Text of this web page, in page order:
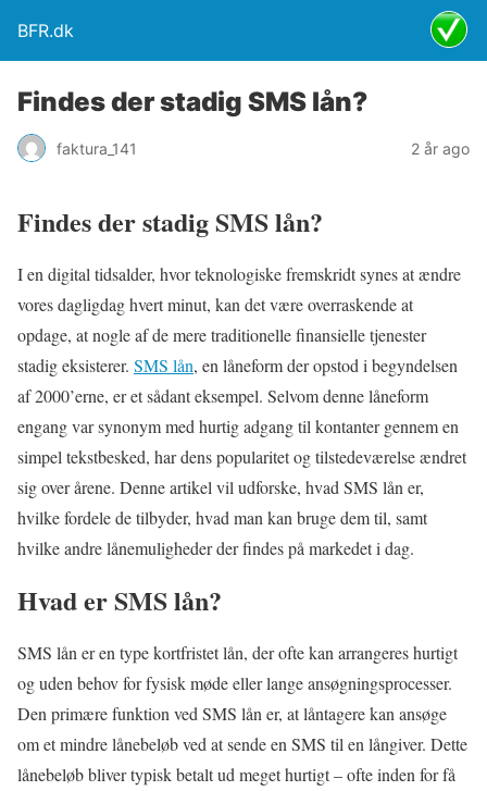
BFR.dk
Findes der stadig SMS lån?
faktura_141 2 år ago
Findes der stadig SMS lån?
I en digital tidsalder, hvor teknologiske fremskridt synes at ændre
vores dagligdag hvert minut, kan det være overraskende at
opdage, at nogle af de mere traditionelle finansielle tjenester
stadig eksisterer. SMS lån, en låneform der opstod i begyndelsen
af 2000’erne, er et sådant eksempel. Selvom denne låneform
engang var synonym med hurtig adgang til kontanter gennem en
simpel tekstbesked, har dens popularitet og tilstedeværelse ændret
sig over årene. Denne artikel vil udforske, hvad SMS lån er,
hvilke fordele de tilbyder, hvad man kan bruge dem til, samt
hvilke andre lånemuligheder der findes på markedet i dag.
Hvad er SMS lån?
SMS lån er en type kortfristet lån, der ofte kan arrangeres hurtigt
og uden behov for fysisk møde eller lange ansøgningsprocesser.
Den primære funktion ved SMS lån er, at låntagere kan ansøge
om et mindre lånebeløb ved at sende en SMS til en långiver. Dette
lånebeløb bliver typisk betalt ud meget hurtigt – ofte inden for få